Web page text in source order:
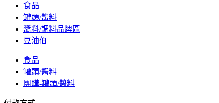
食品
罐頭/醬料
醬料/調料品牌區
豆油伯
食品
罐頭/醬料
團購-罐頭/醬料